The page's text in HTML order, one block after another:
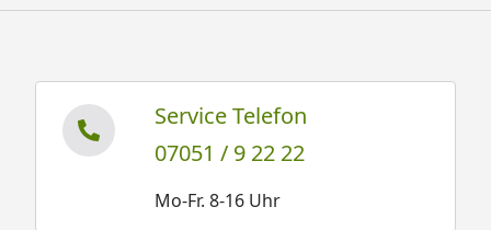
Service Telefon
07051 / 9 22 22
Mo-Fr. 8-16 Uhr